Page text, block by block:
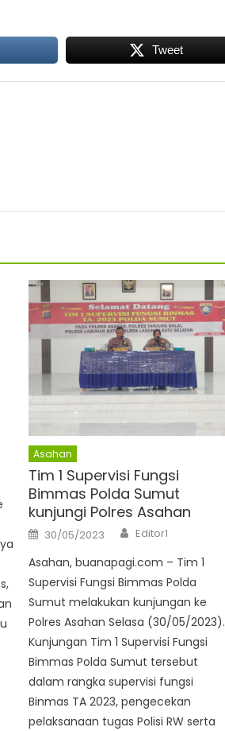
Tweet
Asahan
Tim 1 Supervisi Fungsi
Bimmas Polda Sumut
kunjungi Polres Asahan
Posted
on
30/05/2023 Author
Editor1
Asahan, buanapagi.com – Tim 1
Supervisi Fungsi Bimmas Polda
Sumut melakukan kunjungan ke
Polres Asahan Selasa (30/05/2023).
Kunjungan Tim 1 Supervisi Fungsi
Bimmas Polda Sumut tersebut
dalam rangka supervisi fungsi
Binmas TA 2023, pengecekan
pelaksanaan tugas Polisi RW serta